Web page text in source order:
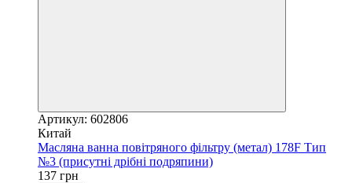
Артикул: 602806
Китай
Масляна ванна повітряного фільтру (метал) 178F Тип
№3 (присутні дрібні подряпини)
137 грн